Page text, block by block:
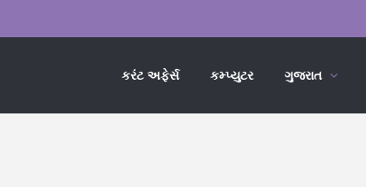
કરંટ અફેર્સ કમ્પ્યુટર ગુજરાત